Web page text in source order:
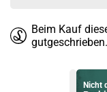
Beim Kauf
gutgeschrieben.
Nicht